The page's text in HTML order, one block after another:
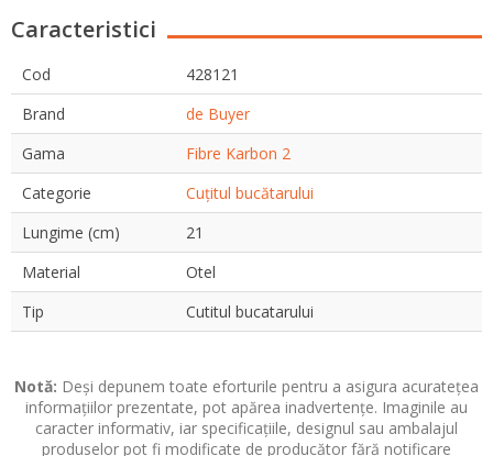
Caracteristici
Cod
428121
Brand
de Buyer
Gama
Fibre Karbon 2
Categorie
Cuțitul bucătarului
Lungime (cm)
21
Material
Otel
Tip
Cutitul bucatarului
Notă: Deși depunem toate eforturile pentru a asigura acuratețea
informațiilor prezentate, pot apărea inadvertențe. Imaginile au
caracter informativ, iar specificațiile, designul sau ambalajul
produselor pot fi modificate de producător fără notificare